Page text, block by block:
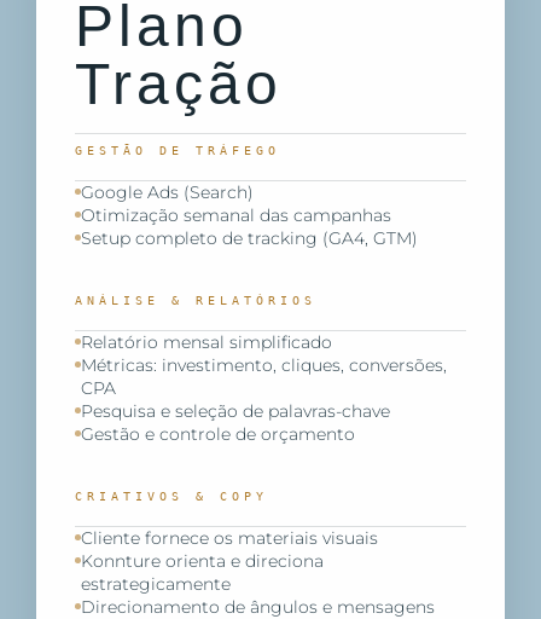
Plano
Tração
GESTÃO DE TRÁFEGO
Google Ads (Search)
Otimização semanal das campanhas
Setup completo de tracking (GA4, GTM)
ANÁLISE & RELATÓRIOS
Relatório mensal simplificado
Métricas: investimento, cliques, conversões,
CPA
Pesquisa e seleção de palavras-chave
Gestão e controle de orçamento
CRIATIVOS & COPY
Cliente fornece os materiais visuais
Konnture orienta e direciona
estrategicamente
Direcionamento de ângulos e mensagens